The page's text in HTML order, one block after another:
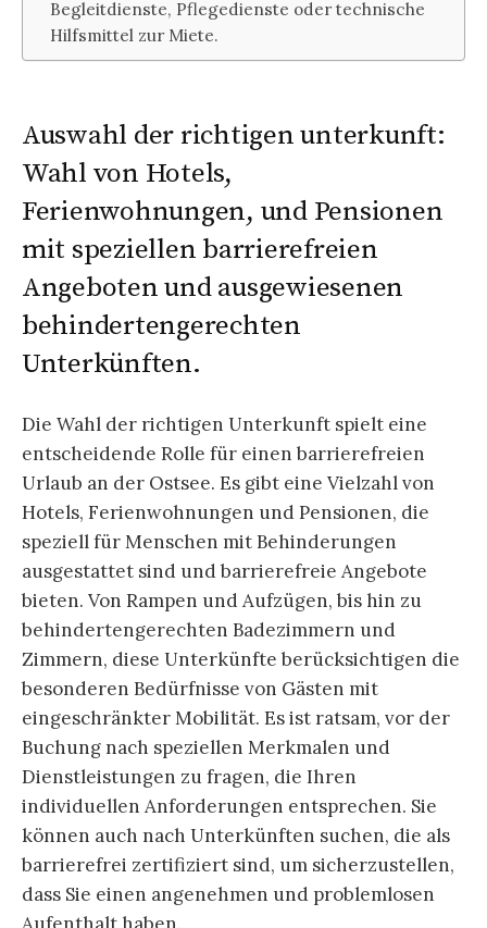
Begleitdienste, Pflegedienste oder technische
Hilfsmittel zur Miete.
Auswahl der richtigen unterkunft:
Wahl von Hotels,
Ferienwohnungen, und Pensionen
mit speziellen barrierefreien
Angeboten und ausgewiesenen
behindertengerechten
Unterkünften.
Die Wahl der richtigen Unterkunft spielt eine
entscheidende Rolle für einen barrierefreien
Urlaub an der Ostsee. Es gibt eine Vielzahl von
Hotels, Ferienwohnungen und Pensionen, die
speziell für Menschen mit Behinderungen
ausgestattet sind und barrierefreie Angebote
bieten. Von Rampen und Aufzügen, bis hin zu
behindertengerechten Badezimmern und
Zimmern, diese Unterkünfte berücksichtigen die
besonderen Bedürfnisse von Gästen mit
eingeschränkter Mobilität. Es ist ratsam, vor der
Buchung nach speziellen Merkmalen und
Dienstleistungen zu fragen, die Ihren
individuellen Anforderungen entsprechen. Sie
können auch nach Unterkünften suchen, die als
barrierefrei zertifiziert sind, um sicherzustellen,
dass Sie einen angenehmen und problemlosen